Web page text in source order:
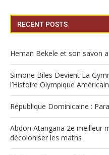
RECENT POSTS
Heman Bekele et son savon
Simone Biles Devient La
l’Histoire Olympique
République Dominicaine :
Abdon Atangana 2e meilleur
décoloniser les maths